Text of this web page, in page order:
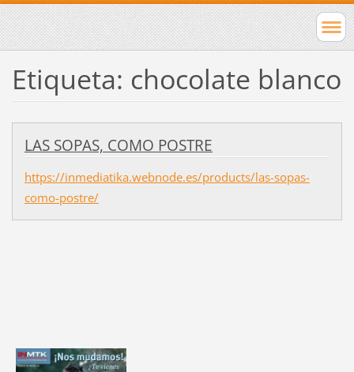
Etiqueta: chocolate blanco
LAS SOPAS, COMO POSTRE
https://inmediatika.webnode.es/products/las-sopas-
como-postre/